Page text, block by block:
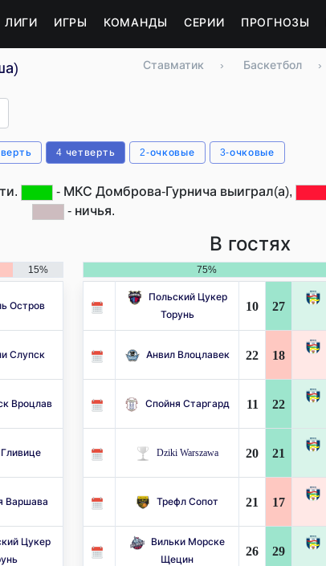
ЛИГИ ИГРЫ КОМАНДЫ СЕРИИ ПРОГНОЗЫ
Ставматик › Баскетбол ›
4 четверть 2-очковые 3-очковые
- МКС Домброва-Гурнича выиграл(а),
- ничья.
15%
Остров
Слупск
Вроцлав
Гливице
Варшава
Цукер
В гостях
75%
Польский Цукер
Торунь
10 27
Анвил Влоцлавек 22 18
Спойня Старгард 11 22
Dziki Warszawa 20 21
Трефл Сопот 21 17
Вильки Морске
Щецин
26 29